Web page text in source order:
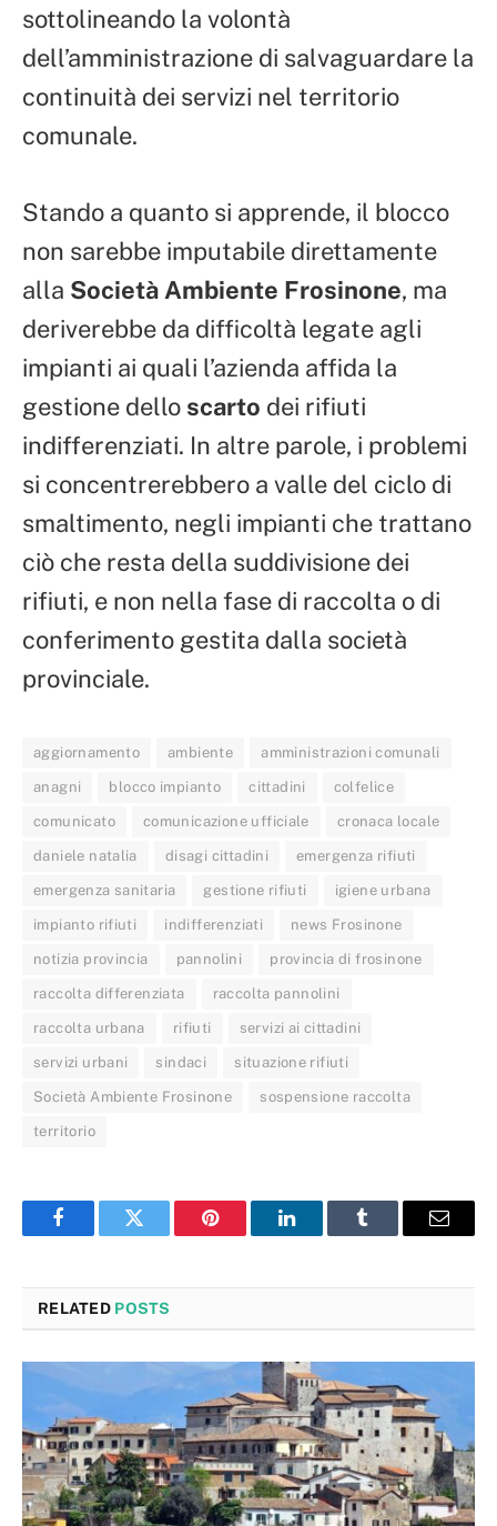
sottolineando la volontà
dell’amministrazione di salvaguardare la
continuità dei servizi nel territorio
comunale.
Stando a quanto si apprende, il blocco
non sarebbe imputabile direttamente
alla Società Ambiente Frosinone, ma
deriverebbe da difficoltà legate agli
impianti ai quali l’azienda affida la
gestione dello scarto dei rifiuti
indifferenziati. In altre parole, i problemi
si concentrerebbero a valle del ciclo di
smaltimento, negli impianti che trattano
ciò che resta della suddivisione dei
rifiuti, e non nella fase di raccolta o di
conferimento gestita dalla società
provinciale.
aggiornamento ambiente amministrazioni comunali
anagni blocco impianto cittadini colfelice
comunicato comunicazione ufficiale cronaca locale
daniele natalia disagi cittadini emergenza rifiuti
emergenza sanitaria gestione rifiuti igiene urbana
impianto rifiuti indifferenziati news Frosinone
notizia provincia pannolini provincia di frosinone
raccolta differenziata raccolta pannolini
raccolta urbana rifiuti servizi ai cittadini
servizi urbani sindaci situazione rifiuti
Società Ambiente Frosinone sospensione raccolta
territorio
FacebookTwitter Pinterest LinkedInTumblr Email
RELATED POSTS